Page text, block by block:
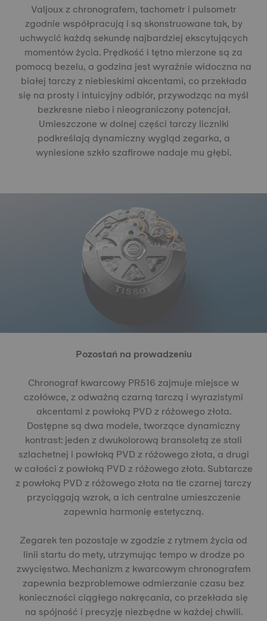
Valjoux z chronografem, tachometr i pulsometr
zgodnie współpracują i są skonstruowane tak, by
uchwycić każdą sekundę najbardziej ekscytujących
momentów życia. Prędkość i tętno mierzone są za
pomocą bezelu, a godzina jest wyraźnie widoczna na
białej tarczy z niebieskimi akcentami, co przekłada
się na prosty i intuicyjny odbiór, przywodząc na myśl
bezkresne niebo i nieograniczony potencjał.
Umieszczone w dolnej części tarczy liczniki
podkreślają dynamiczny wygląd zegarka, a
wyniesione szkło szafirowe nadaje mu głębi.
Pozostań na prowadzeniu
Chronograf kwarcowy PR516 zajmuje miejsce w
czołówce, z odważną czarną tarczą i wyrazistymi
akcentami z powłoką PVD z różowego złota.
Dostępne są dwa modele, tworzące dynamiczny
kontrast: jeden z dwukolorową bransoletą ze stali
szlachetnej i powłoką PVD z różowego złota, a drugi
w całości z powłoką PVD z różowego złota. Subtarcze
z powłoką PVD z różowego złota na tle czarnej tarczy
przyciągają wzrok, a ich centralne umieszczenie
zapewnia harmonię estetyczną.
Zegarek ten pozostaje w zgodzie z rytmem życia od
linii startu do mety, utrzymując tempo w drodze po
zwycięstwo. Mechanizm z kwarcowym chronografem
zapewnia bezproblemowe odmierzanie czasu bez
konieczności ciągłego nakręcania, co przekłada się
na spójność i precyzję niezbędne w każdej chwili.